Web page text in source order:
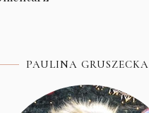
PAULINA GRUSZECKA